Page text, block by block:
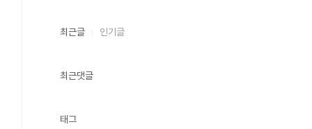
최근글 인기글
최근댓글
태그